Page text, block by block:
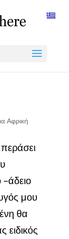
Αφρική
μου
θα
ειδικός